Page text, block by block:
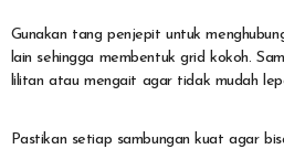
Gunakan tang penjepit untuk
lain sehingga membentuk grid kokoh.
lilitan atau mengait agar tidak mudah
Pastikan setiap sambungan kuat agar